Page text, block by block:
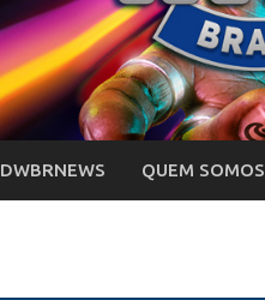
DWBRNEWS QUEM SOMOS